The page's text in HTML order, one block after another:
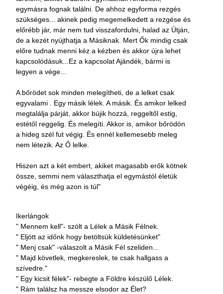
egymásra fognak találni. De ahhoz egyforma rezgés
szükséges... akinek pedig megemelkedett a rezgése és
előrébb jár, már nem tud visszafordulni, halad az Útján,
de a kezét nyújthatja a Másiknak. Mert Ők mindig csak
előre tudnak menni kéz a kézben és akkor újra lehet
kapcsolódásuk...Ez a kapcsolat Ajándék, bármi is
legyen a vége...
A bőrödet sok minden melegítheti, de a lelket csak
egyvalami . Egy másik lélek. A másik. És amikor lelked
megtalálja párját, akkor bújik hozzá, reggeltől estig,
estétől reggelig. És melegíti. Akkor is, amikor bőrödön
a hideg szél fut végig. És ennél kellemesebb meleg
nem létezik. Az Ő lelke.
Hiszen azt a két embert, akiket magasabb erők kötnek
össze, semmi nem választhatja el egymástól életük
végéig, és még azon is túl"
Ikerlángok
" Mennem kell"- szólt a Lélek a Másik Félnek.
" Eljött az időnk hogy betöltsük küldetésünket"
" Menj csak" -válaszolt a Másik Fél szeliden...
" Majd követlek, megkereslek, te csak hallgass a
szívedre."
" Egy kicsit félek"- rebegte a Földre készülő Lélek.
" Rám találsz ha messze elsodor az Élet?